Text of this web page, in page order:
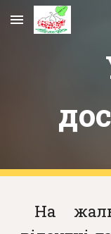
Skip to main content
На